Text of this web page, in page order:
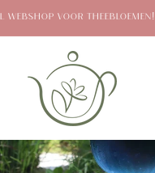
WEBSHOP VOOR THEEBLOEMEN!